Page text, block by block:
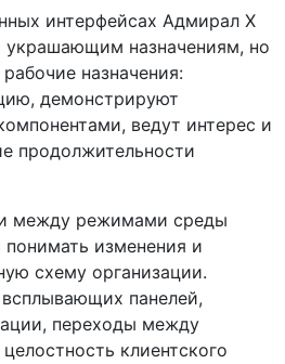
интерфейсах Адмирал Х
украшающим назначениям, но
назначения:
демонстрируют
ведут интерес и
продолжительности
между режимами среды
изменения и
схему организации.
панелей,
переходы между
клиентского